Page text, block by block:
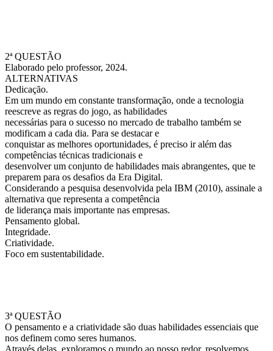
2ª QUESTÃO
Elaborado pelo professor, 2024.
ALTERNATIVAS
Dedicação.
Em um mundo em constante transformação, onde a tecnologia
reescreve as regras do jogo, as habilidades
necessárias para o sucesso no mercado de trabalho também se
modificam a cada dia. Para se destacar e
conquistar as melhores oportunidades, é preciso ir além das
competências técnicas tradicionais e
desenvolver um conjunto de habilidades mais abrangentes, que te
preparem para os desafios da Era Digital.
Considerando a pesquisa desenvolvida pela IBM (2010), assinale a
alternativa que representa a competência
de liderança mais importante nas empresas.
Pensamento global.
Integridade.
Criatividade.
Foco em sustentabilidade.
3ª QUESTÃO
O pensamento e a criatividade são duas habilidades essenciais que
nos definem como seres humanos.
Através delas, exploramos o mundo ao nosso redor, resolvemos